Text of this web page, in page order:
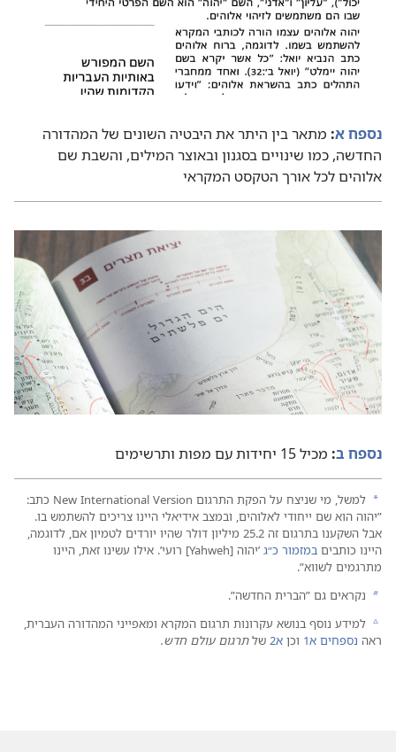
נספח א‏:‏ מתאר בין היתר את היבטיה השונים של המהדורה
החדשה,‏ כמו שינויים בסגנון ובאוצר המילים,‏ והשבת שם
אלוהים לכל אורך הטקסט המקראי
נספח ב‏:‏ מכיל 15 יחידות עם מפות ותרשימים
a
למשל,‏ מי שניצח על הפקת התרגום New International Version כתב:‏
”‏יהוה הוא שם ייחודי לאלוהים,‏ ובמצב אידיאלי היינו צריכים להשתמש בו.‏
אבל השקענו בתרגום זה 2.‏25 מיליון דולר שהיו יורדים לטמיון אם,‏ לדוגמה,‏
היינו כותבים במזמור כ״ג
’‏יהוה [‏Yahweh]‏ רועי’‏.‏ אילו עשינו זאת,‏ היינו
מתרגמים לשווא”‏.‏
b נקראים גם ”‏הברית החדשה”‏.‏
c למידע נוסף בנושא עקרונות תרגום המקרא ומאפייני המהדורה העברית,‏
ראה נספחים א1 וכן א2 שלתרגום עולם חדש.‏